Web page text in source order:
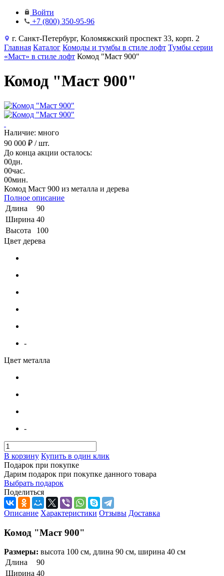
Войти
+7 (800) 350-95-96
г. Санкт-Петербург, Коломяжский проспект 33, корп. 2
Главная Каталог Комоды и тумбы в стиле лофт Тумбы серии
«Маст» в стиле лофт Комод "Маст 900"
Комод "Маст 900"
Наличие: много
90 000 ₽ / шт.
До конца акции осталось:
00дн.
00час.
00мин.
Комод Маст 900 из металла и дерева
Полное описание
Длина
90
Ширина 40
Высота
100
Цвет дерева
-
Цвет металла
-
В корзину Купить в один клик
Подарок при покупке
Дарим подарок при покупке данного товара
Выбрать подарок
Поделиться
Описание Характеристики Отзывы Доставка
Комод "Маст 900"
Размеры: высота 100 см, длина 90 см, ширина 40 см
Длина
90
Ширина 40